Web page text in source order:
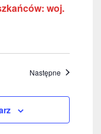
woj.
NastępneWydarzenia